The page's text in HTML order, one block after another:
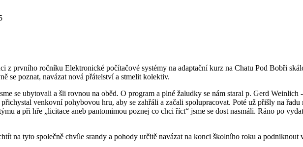
z prvního ročníku Elektronické počítačové systémy na adaptační kurz na Chatu Pod Bobři
se poznat, navázat nová přátelství a stmelit kolektiv.
se ubytovali a šli rovnou na oběd. O program a plné žaludky se nám staral p. Gerd
venkovní pohybovou hru, aby se zahřáli a začali spolupracovat. Poté už přišly na
a při hře „licitace aneb pantomimou poznej co chci říct“ jsme se dost nasmáli. Ráno po
na tyto společně chvíle srandy a pohody určitě navázat na konci školního roku a